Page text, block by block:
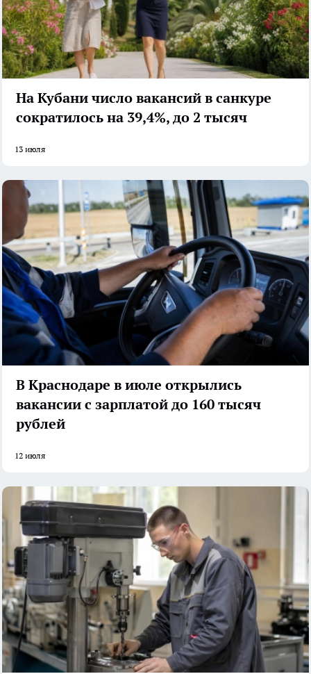
На Кубани число вакансий в санкуре
сократилось на 39,4%, до 2 тысяч
13 июля
В Краснодаре в июле открылись
вакансии с зарплатой до 160 тысяч
рублей
12 июля